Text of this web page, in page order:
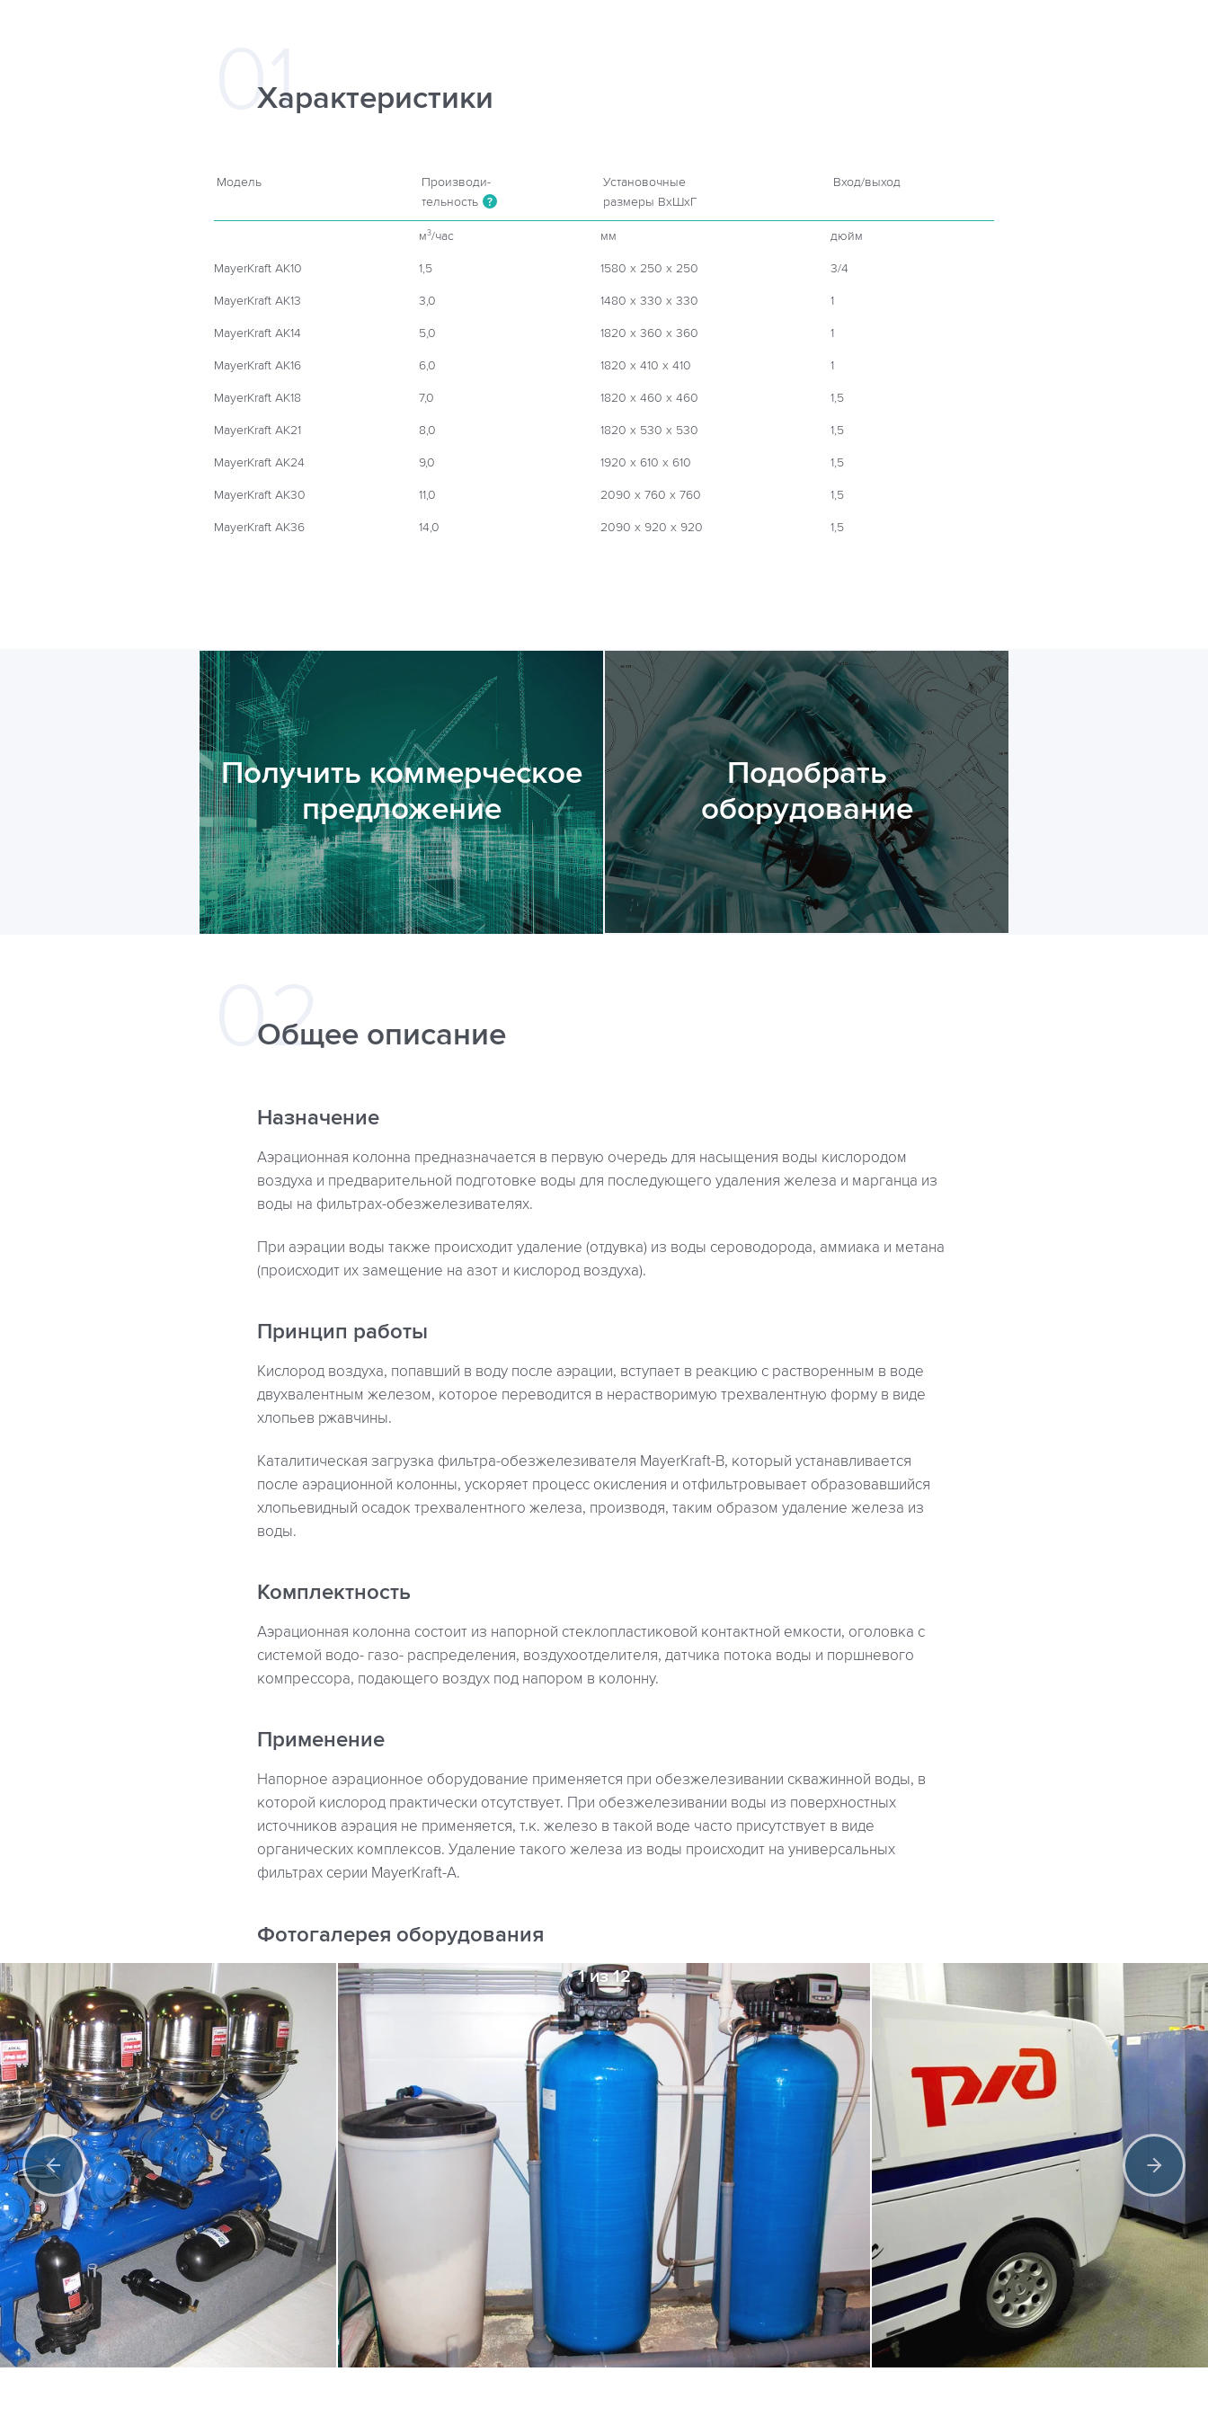
Характеристики
Модель Производи- Установочные
Вход/выход
тельность
? размеры ВхШхГ
м3/час мм дюйм
MayerKraft AK10 1,5 1580 х 250 х 250 3/4
MayerKraft AK13 3,0 1480 х 330 х 330 1
MayerKraft AK14 5,0 1820 х 360 х 360 1
MayerKraft AK16 6,0 1820 х 410 х 410 1
MayerKraft AK18 7,0 1820 х 460 х 460 1,5
MayerKraft AK21 8,0 1820 х 530 х 530 1,5
MayerKraft AK24 9,0 1920 х 610 х 610 1,5
MayerKraft AK30 11,0 2090 х 760 х 760 1,5
MayerKraft AK36 14,0 2090 х 920 х 920 1,5
Получить коммерческое
предложение
Подобрать
оборудование
Общее описание
Назначение
Аэрационная колонна предназначается в первую очередь для насыщения воды кислородом
воздуха и предварительной подготовке воды для последующего удаления железа и марганца из
воды на фильтрах-обезжелезивателях.
При аэрации воды также происходит удаление (отдувка) из воды сероводорода, аммиака и метана
(происходит их замещение на азот и кислород воздуха).
Принцип работы
Кислород воздуха, попавший в воду после аэрации, вступает в реакцию с растворенным в воде
двухвалентным железом, которое переводится в нерастворимую трехвалентную форму в виде
хлопьев ржавчины.
Каталитическая загрузка фильтра-обезжелезивателя MayerKraft-B, который устанавливается
после аэрационной колонны, ускоряет процесс окисления и отфильтровывает образовавшийся
хлопьевидный осадок трехвалентного железа, производя, таким образом удаление железа из
воды.
Комплектность
Аэрационная колонна состоит из напорной стеклопластиковой контактной емкости, оголовка с
системой водо- газо- распределения, воздухоотделителя, датчика потока воды и поршневого
компрессора, подающего воздух под напором в колонну.
Применение
Напорное аэрационное оборудование применяется при обезжелезивании скважинной воды, в
которой кислород практически отсутствует. При обезжелезивании воды из поверхностных
источников аэрация не применяется, т.к. железо в такой воде часто присутствует в виде
органических комплексов. Удаление такого железа из воды происходит на универсальных
фильтрах серии MayerKraft-A.
Фотогалерея оборудования
1 из 12